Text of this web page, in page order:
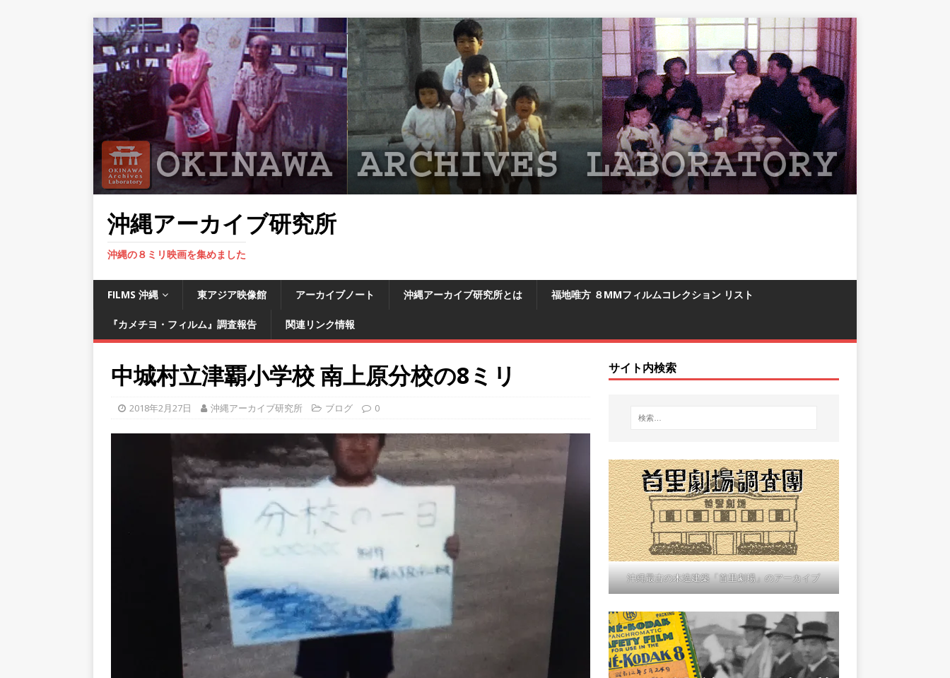
沖縄アーカイブ研究所
沖縄の８ミリ映画を集めました
FILMS 沖縄 東アジア映像館 アーカイブノート 沖縄アーカイブ研究所とは 福地唯方 ８MMフィルムコレクション リスト
『カメチヨ・フィルム』調査報告 関連リンク情報
中城村立津覇小学校 南上原分校の8ミリ
2018年2月27日 沖縄アーカイブ研究所 ブログ 0
サイト内検索
沖縄最古の木造建築「首里劇場」のアーカイブ